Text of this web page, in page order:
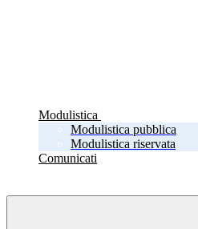
Modulistica
Modulistica pubblica
Modulistica riservata
Comunicati